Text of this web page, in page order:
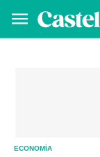
ECONOMÍA